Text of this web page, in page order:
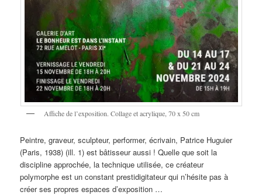
Affiche de l’exposition. Collage et acrylique, 70 x 50 cm
Peintre, graveur, sculpteur, performer, écrivain, Patrice Huguier
(Paris, 1938) (ill. 1) est bâtisseur aussi ! Quelle que soit la
discipline approchée, la technique utilisée, ce créateur
polymorphe est un constant prestidigitateur qui n’hésite pas à
créer ses propres espaces d’exposition …